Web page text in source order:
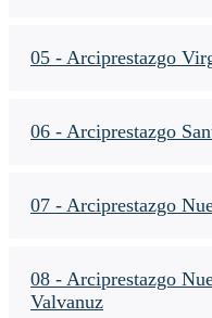
05 - Arciprestazgo
06 - Arciprestazgo
07 - Arciprestazgo
08 - Arciprestazgo
Valvanuz